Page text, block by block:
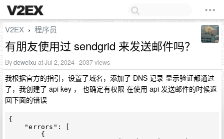
V2EX › 程序员
有朋友使用过 sendgrid 来发送邮件吗？
Bydeweixu at Jul 2, 2024 · 2037 views
我根据官方的指引，设置了域名，添加了 DNS 记录 显示验证都通过
了，我创建了 api key ， 也确定有权限 在使用 api 发送邮件的时候返
回下面的错误
{